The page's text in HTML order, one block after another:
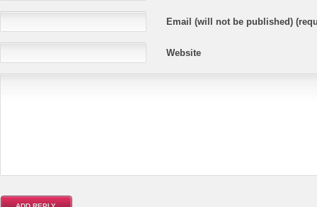
Email (will not be published)
Website